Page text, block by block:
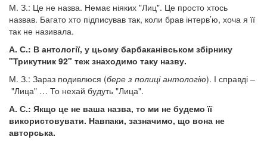
М. З.: Це не назва. Немає ніяких "Лиц". Це просто хтось
назвав. Багато хто підписував так, коли брав інтерв’ю, хоча я її
так не називала.
А. С.: В антології, у цьому барбаканівськом збірнику
"Трикутник 92" теж знаходимо таку назву.
М. З.: Зараз подивлюся (бере з полиці антологію). І справді –
"Лица" … То нехай будуть "Лица".
А. С.: Якщо це не ваша назва, то ми не будемо її
використовувати. Навпаки, зазначимо, що вона не
авторська.